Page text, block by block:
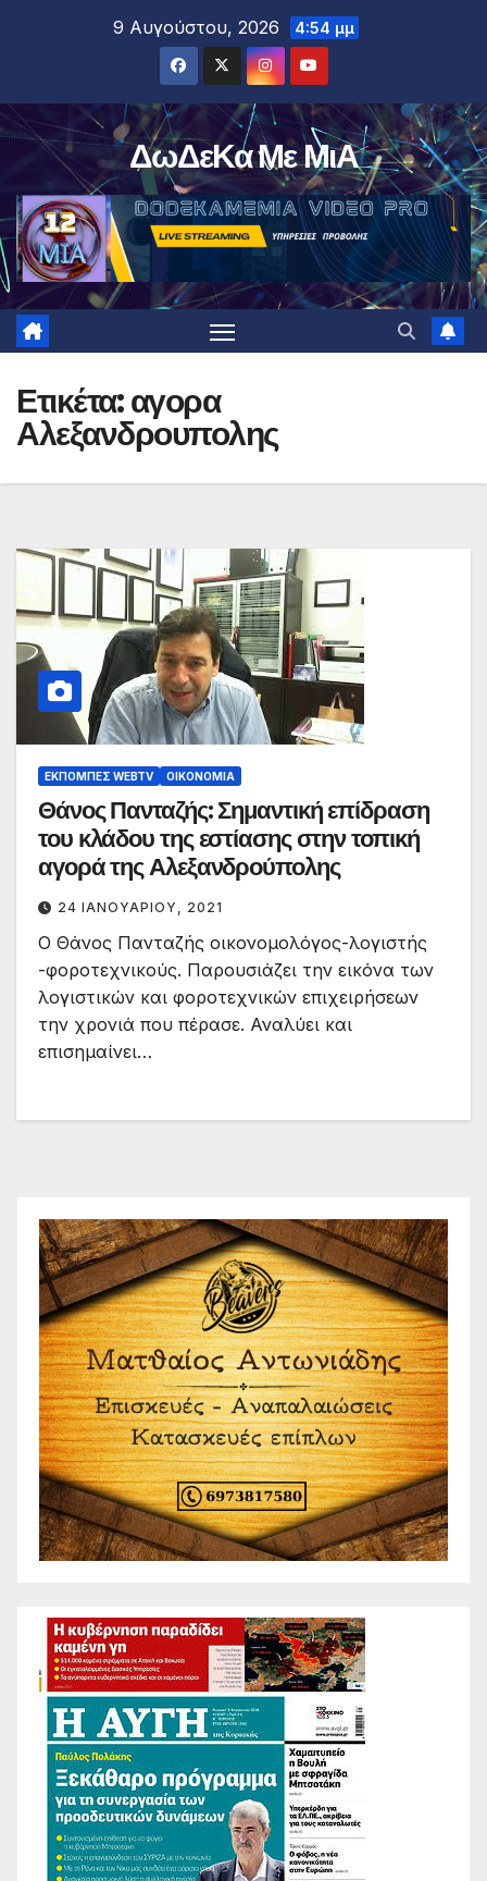
9 Αυγούστου, 2026 4:54 μμ
ΔωΔεΚα Με ΜιΑ
Ετικέτα:αγορα
Αλεξανδρουπολης
ΕΚΠΟΜΠΈΣ WEBTV ΟΙΚΟΝΟΜΊΑ
Θάνος Πανταζής: Σημαντική επίδραση
του κλάδου της εστίασης στην τοπική
αγορά της Αλεξανδρούπολης
24 ΙΑΝΟΥΑΡΊΟΥ, 2021
Ο Θάνος Πανταζής οικονομολόγος-λογιστής
-φοροτεχνικούς. Παρουσιάζει την εικόνα των
λογιστικών και φοροτεχνικών επιχειρήσεων
την χρονιά που πέρασε. Αναλύει και
επισημαίνει…